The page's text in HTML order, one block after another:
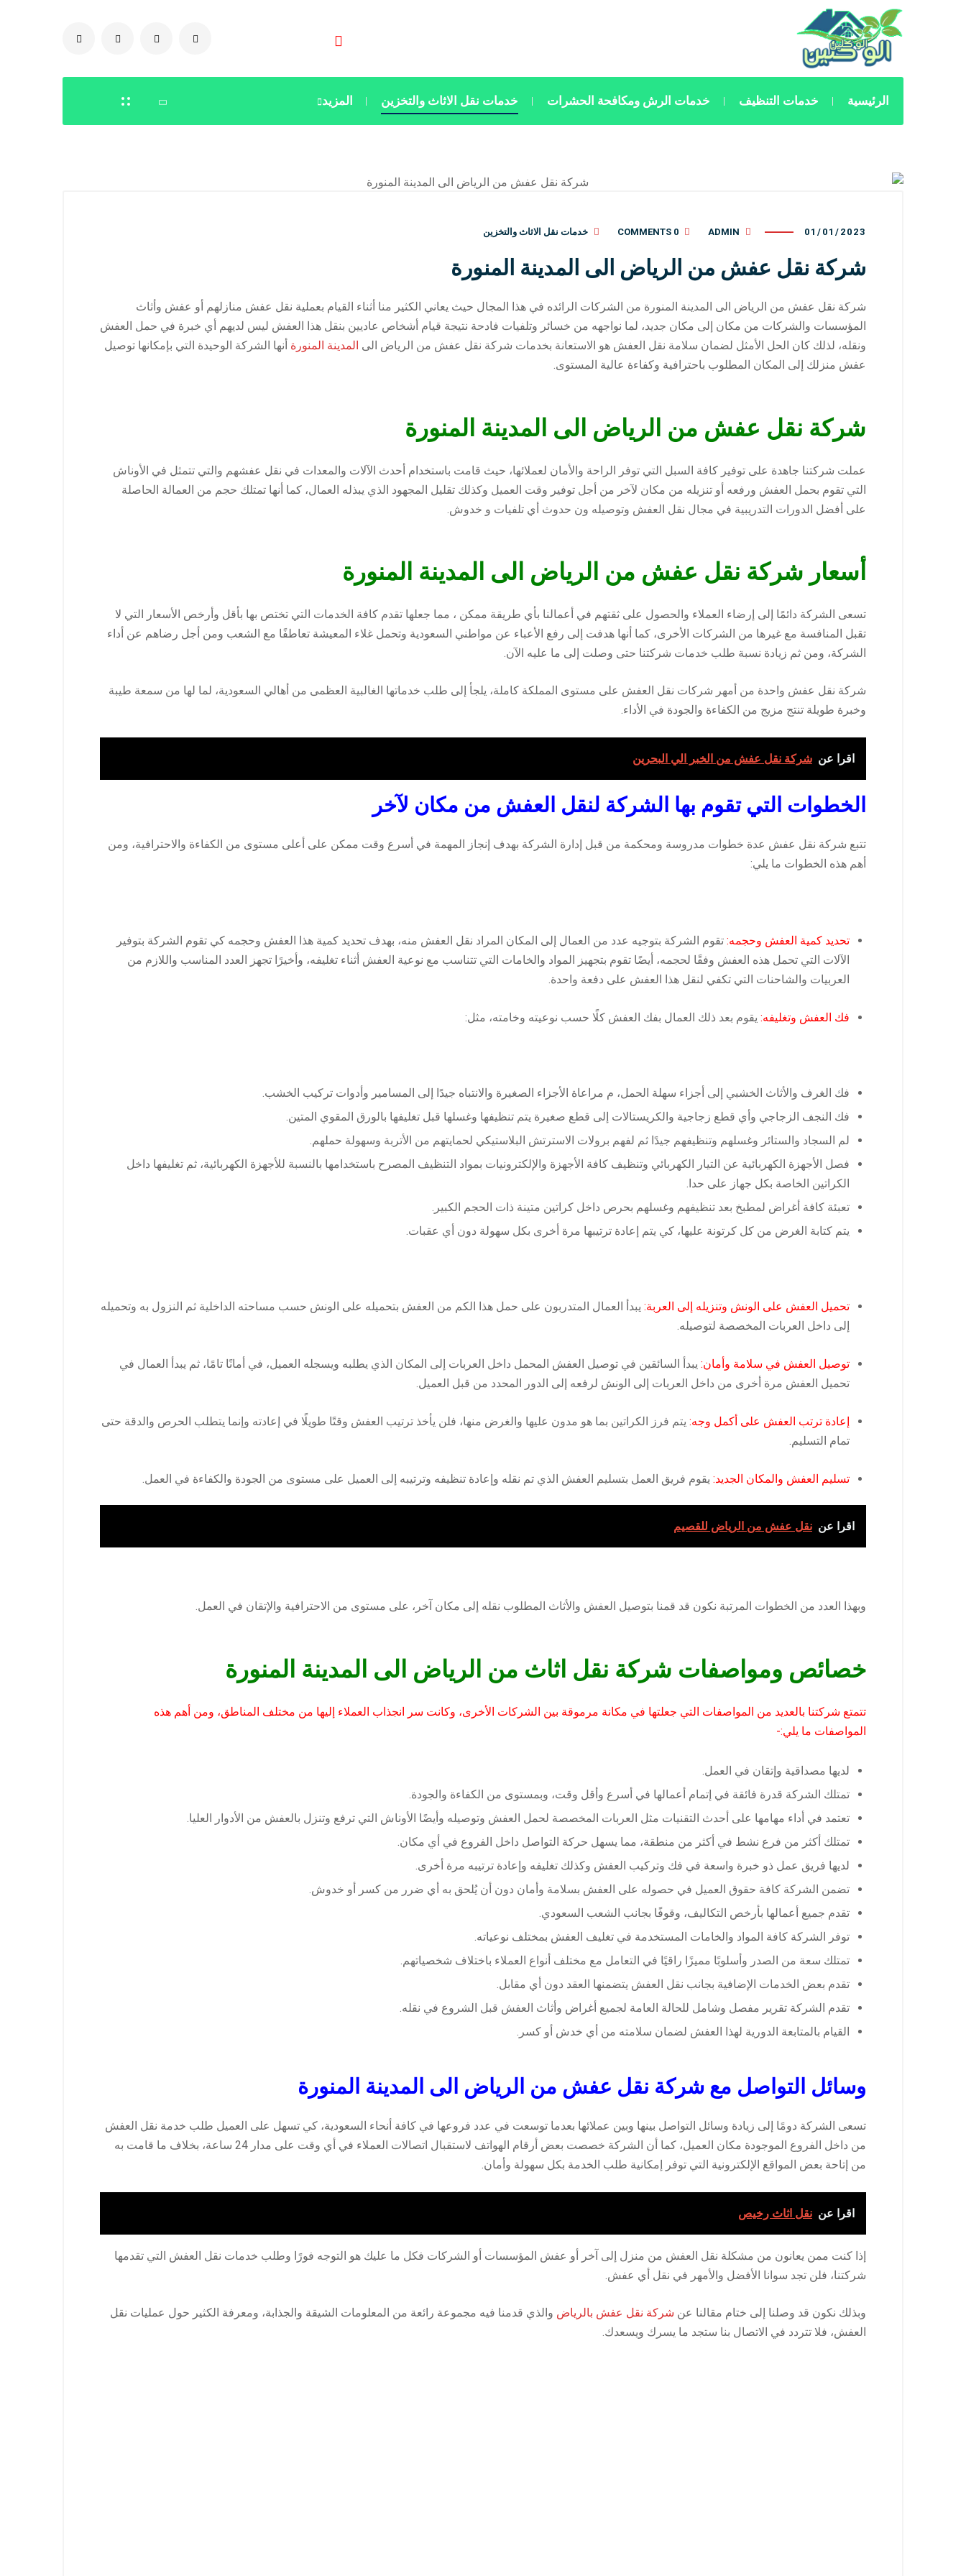
الرئيسية خدمات التنظيف خدمات الرش ومكافحة الحشرات خدمات نقل الاثاث والتخزين المزيد
01/01/2023
ADMIN
0 COMMENTS خدمات نقل الاثاث والتخزين
شركة نقل عفش من الرياض الى المدينة المنورة
شركة نقل عفش من الرياض الى المدينة المنورة من الشركات الرائده في هذا المجال حيث يعاني الكثير منا أثناء القيام بعملية نقل عفش منازلهم أو عفش وأثاث
المؤسسات والشركات من مكان إلى مكان جديد، لما نواجهه من خسائر وتلفيات فادحة نتيجة قيام أشخاص عاديين بنقل هذا العفش ليس لديهم أي خبرة في حمل العفش
ونقله، لذلك كان الحل الأمثل لضمان سلامة نقل العفش هو الاستعانة بخدمات شركة نقل عفش من الرياض الى المدينة المنورة أنها الشركة الوحيدة التي بإمكانها توصيل
عفش منزلك إلى المكان المطلوب باحترافية وكفاءة عالية المستوى.
شركة نقل عفش من الرياض الى المدينة المنورة
عملت شركتنا جاهدة على توفير كافة السبل التي توفر الراحة والأمان لعملائها، حيث قامت باستخدام أحدث الآلات والمعدات في نقل عفشهم والتي تتمثل في الأوناش
التي تقوم بحمل العفش ورفعه أو تنزيله من مكان لآخر من أجل توفير وقت العميل وكذلك تقليل المجهود الذي يبذله العمال، كما أنها تمتلك حجم من العمالة الحاصلة
على أفضل الدورات التدريبية في مجال نقل العفش وتوصيله ون حدوث أي تلفيات و خدوش.
أسعار شركة نقل عفش من الرياض الى المدينة المنورة
تسعى الشركة دائمًا إلى إرضاء العملاء والحصول على ثقتهم في أعمالنا بأي طريقة ممكن ، مما جعلها تقدم كافة الخدمات التي تختص بها بأقل وأرخص الأسعار التي لا
تقبل المنافسة مع غيرها من الشركات الأخرى، كما أنها هدفت إلى رفع الأعباء عن مواطني السعودية وتحمل غلاء المعيشة تعاطفًا مع الشعب ومن أجل رضاهم عن أداء
الشركة، ومن ثم زيادة نسبة طلب خدمات شركتنا حتى وصلت إلى ما عليه الآن.
شركة نقل عفش واحدة من أمهر شركات نقل العفش على مستوى المملكة كاملة، يلجأ إلى طلب خدماتها الغالبية العظمى من أهالي السعودية، لما لها من سمعة طيبة
وخبرة طويلة تنتج مزيج من الكفاءة والجودة في الأداء.
اقرا عن شركة نقل عفش من الخبر الي البحرين
الخطوات التي تقوم بها الشركة لنقل العفش من مكان لآخر
تتبع شركة نقل عفش عدة خطوات مدروسة ومحكمة من قبل إدارة الشركة بهدف إنجاز المهمة في أسرع وقت ممكن على أعلى مستوى من الكفاءة والاحترافية، ومن
أهم هذه الخطوات ما يلي:
تحديد كمية العفش وحجمه: تقوم الشركة بتوجيه عدد من العمال إلى المكان المراد نقل العفش منه، بهدف تحديد كمية هذا العفش وحجمه كي تقوم الشركة بتوفير
الآلات التي تحمل هذه العفش وفقًا لحجمه، أيضًا تقوم بتجهيز المواد والخامات التي تتناسب مع نوعية العفش أثناء تغليفه، وأخيرًا تجهز العدد المناسب واللازم من
العربيات والشاحنات التي تكفي لنقل هذا العفش على دفعة واحدة.
فك العفش وتغليفه: يقوم بعد ذلك العمال بفك العفش كلًا حسب نوعيته وخامته، مثل:
فك الغرف والأثاث الخشبي إلى أجزاء سهلة الحمل، م مراعاة الأجزاء الصغيرة والانتباه جيدًا إلى المسامير وأدوات تركيب الخشب.
فك النجف الزجاجي وأي قطع زجاجية والكريستالات إلى قطع صغيرة يتم تنظيفها وغسلها قبل تغليفها بالورق المقوي المتين.
لم السجاد والستائر وغسلهم وتنظيفهم جيدًا ثم لفهم برولات الاسترتش البلاستيكي لحمايتهم من الأتربة وسهولة حملهم.
فصل الأجهزة الكهربائية عن التيار الكهربائي وتنظيف كافة الأجهزة والإلكترونيات بمواد التنظيف المصرح باستخدامها بالنسبة للأجهزة الكهربائية، ثم تغليفها داخل
الكراتين الخاصة بكل جهاز على حدا.
تعبئة كافة أغراض لمطبخ بعد تنظيفهم وغسلهم بحرص داخل كراتين متينة ذات الحجم الكبير.
يتم كتابة الغرض من كل كرتونة عليها، كي يتم إعادة ترتيبها مرة أخرى بكل سهولة دون أي عقبات.
تحميل العفش على الونش وتنزيله إلى العربة: يبدأ العمال المتدربون على حمل هذا الكم من العفش بتحميله على الونش حسب مساحته الداخلية ثم النزول به وتحميله
إلى داخل العربات المخصصة لتوصيله.
توصيل العفش في سلامة وأمان: يبدأ السائقين في توصيل العفش المحمل داخل العربات إلى المكان الذي يطلبه ويسجله العميل، في أمانًا تامًا، ثم يبدأ العمال في
تحميل العفش مرة أخرى من داخل العربات إلى الونش لرفعه إلى الدور المحدد من قبل العميل.
إعادة ترتب العفش على أكمل وجه: يتم فرز الكراتين بما هو مدون عليها والغرض منها، فلن يأخذ ترتيب العفش وقتًا طويلًا في إعادته وإنما يتطلب الحرص والدقة حتى
تمام التسليم.
تسليم العفش والمكان الجديد: يقوم فريق العمل بتسليم العفش الذي تم نقله وإعادة تنظيفه وترتيبه إلى العميل على مستوى من الجودة والكفاءة في العمل.
اقرا عن نقل عفش من الرياض للقصيم
وبهذا العدد من الخطوات المرتبة نكون قد قمنا بتوصيل العفش والأثاث المطلوب نقله إلى مكان آخر، على مستوى من الاحترافية والإتقان في العمل.
خصائص ومواصفات شركة نقل اثاث من الرياض الى المدينة المنورة
تتمتع شركتنا بالعديد من المواصفات التي جعلتها في مكانة مرموقة بين الشركات الأخرى، وكانت سر انجذاب العملاء إليها من مختلف المناطق، ومن أهم هذه
المواصفات ما يلي:-
لديها مصداقية وإتقان في العمل.
تمتلك الشركة قدرة فائقة في إتمام أعمالها في أسرع وأقل وقت، وبمستوى من الكفاءة والجودة.
تعتمد في أداء مهامها على أحدث التقنيات مثل العربات المخصصة لحمل العفش وتوصيله وأيضًا الأوناش التي ترفع وتنزل بالعفش من الأدوار العليا.
تمتلك أكثر من فرع نشط في أكثر من منطقة، مما يسهل حركة التواصل داخل الفروع في أي مكان.
لديها فريق عمل ذو خبرة واسعة في فك وتركيب العفش وكذلك تغليفه وإعادة ترتيبه مرة أخرى.
تضمن الشركة كافة حقوق العميل في حصوله على العفش بسلامة وأمان دون أن يُلحق به أي ضرر من كسر أو خدوش.
تقدم جميع أعمالها بأرخص التكاليف، وقوفًا بجانب الشعب السعودي.
توفر الشركة كافة المواد والخامات المستخدمة في تغليف العفش بمختلف نوعياته.
تمتلك سعة من الصدر وأسلوبًا مميزًا راقيًا في التعامل مع مختلف أنواع العملاء باختلاف شخصياتهم.
تقدم بعض الخدمات الإضافية بجانب نقل العفش يتضمنها العقد دون أي مقابل.
تقدم الشركة تقرير مفصل وشامل للحالة العامة لجميع أغراض وأثاث العفش قبل الشروع في نقله.
القيام بالمتابعة الدورية لهذا العفش لضمان سلامته من أي خدش أو كسر.
وسائل التواصل مع شركة نقل عفش من الرياض الى المدينة المنورة
تسعى الشركة دومًا إلى زيادة وسائل التواصل بينها وبين عملائها بعدما توسعت في عدد فروعها في كافة أنحاء السعودية، كي تسهل على العميل طلب خدمة نقل العفش
من داخل الفروع الموجودة مكان العميل، كما أن الشركة خصصت بعض أرقام الهواتف لاستقبال اتصالات العملاء في أي وقت على مدار 24 ساعة، بخلاف ما قامت به
من إتاحة بعض المواقع الإلكترونية التي توفر إمكانية طلب الخدمة بكل سهولة وأمان.
اقرا عن نقل اثاث رخيص
إذا كنت ممن يعانون من مشكلة نقل العفش من منزل إلى آخر أو عفش المؤسسات أو الشركات فكل ما عليك هو التوجه فورًا وطلب خدمات نقل العفش التي تقدمها
شركتنا، فلن تجد سوانا الأفضل والأمهر في نقل أي عفش.
وبذلك نكون قد وصلنا إلى ختام مقالنا عن شركة نقل عفش بالرياض والذي قدمنا فيه مجموعة رائعة من المعلومات الشيقة والجذابة، ومعرفة الكثير حول عمليات نقل
العفش، فلا تتردد في الاتصال بنا ستجد ما يسرك ويسعدك.